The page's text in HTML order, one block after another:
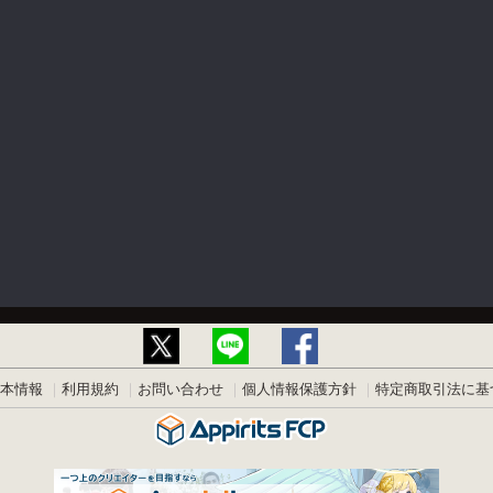
情報 利用規約 お問い合わせ 個人情報保護方針 特定商取引法に基